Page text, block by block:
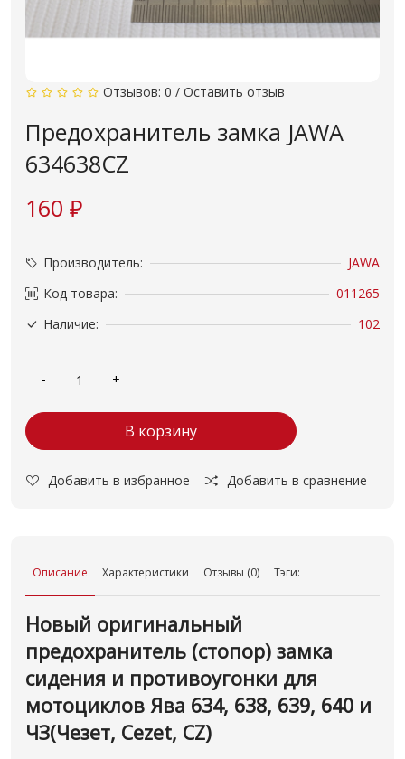
Отзывов: 0 / Оставить отзыв
Предохранитель замка JAWA
634638CZ
160 ₽
Производитель:
JAWA
Код товара:
011265
Наличие:
102
В корзину
Добавить в избранное Добавить в сравнение
Описание Характеристики Отзывы (0) Тэги:
Новый оригинальный
предохранитель (стопор) замка
сидения и противоугонки для
мотоциклов Ява 634, 638, 639, 640 и
ЧЗ(Чезет, Cezet, CZ)